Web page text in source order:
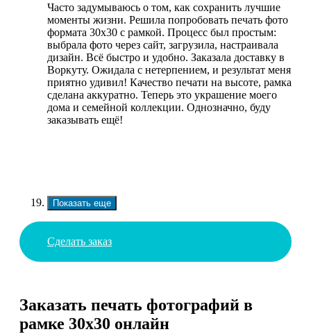
Часто задумываюсь о том, как сохранить лучшие
моменты жизни. Решила попробовать печать фото
формата 30х30 с рамкой. Процесс был простым:
выбрала фото через сайт, загрузила, настраивала
дизайн. Всё быстро и удобно. Заказала доставку в
Воркуту. Ожидала с нетерпением, и результат меня
приятно удивил! Качество печати на высоте, рамка
сделана аккуратно. Теперь это украшение моего
дома и семейной коллекции. Однозначно, буду
заказывать ещё!
Показать еще
Сделать заказ
Заказать печать фотографий в
рамке 30х30 онлайн